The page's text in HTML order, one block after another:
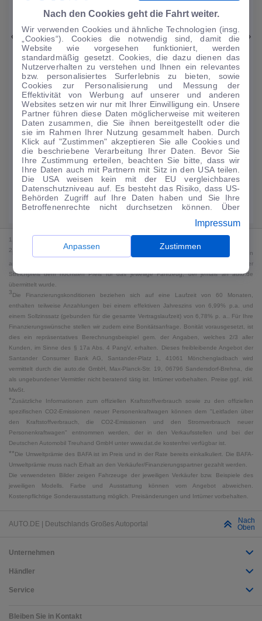
|11
Skoda Octavia
Ambition PHEV
51.093 km· 03/2023· Hybrid·Automatik
Finanzierung Kaufen
224€/mtl.
Guter Preis4
0 € Anzahlung ·60 Monate ·Finanzierungs-Details
Angebot anfragen Rate anpassen
49,9 kWh/100 km + 19,9 l/100 km (gew., komb.) · 19,9 l/100 km (entl.) ·
CO₂ 499 g/km · Klasse G (gew.) / G (entl.)*
1
2 Bei dem Streichpreis handelt es sich für Neufahrzeuge und junge Gebrauchte um den
an auto.de übermittelten Listenpreis. Für alle anderen Fahrzeuge entspricht der
Streichpreis dem höchsten Preis für das jeweilige Fahrzeug, der jemals an auto.de
übermittelt wurde.
3Die Finanzierungskonditionen beziehen sich auf eine Laufzeit von 60 Monaten,
enthalten teilweise Anzahlungen bei einem effektiven Jahreszins von 6,99% p.a. und
einem Sollzinssatz (gebunden für die gesamte Vertragslaufzeit) von 6,78% p. a.. Für Ihre
Finanzierungswünsche stellen wir zudem eine Bonitätsanfrage. Bonität vorausgesetzt, ist
dies ein repräsentatives Berechnungsbeispiel gem. der Angaben, welches 2/3 aller
Kunden, im Sinne des § 17a Abs. 4 PangV, erhalten. Dieses freibleibende Angebot der
Santander Consumer Bank AG, Santander-Platz 1, 41061 Mönchengladbach wird
vermittelt durch die auto.de GmbH, Max-Planck-Str. 19, 06796 Sandersdorf-Brehna, die
als ungebundener Vermittler nicht beratend tätig ist. Irrtümer vorbehalten. Preise ggf. inkl.
MwSt.
*Zusätzliche Informationen zum offiziellen Kraftstoffverbrauch sowie zu den offiziellen
spezifischen CO2-Emissionen neuer Personenkraftwagen können dem "Leitfaden über
den Kraftstoffverbrauch, die CO2-Emissionen und den Stromverbrauch neuer
Personenkraftwagen" entnommen werden, der in den Verkaufsstellen und bei der
Deutschen Automobil Treuhand GmbH unter www.dat.de kostenfrei verfügbar ist.
**Die Umweltprämie des BAFA ist im Preis und in der Rate bereits einkalkuliert. Die BAFA-
Umweltprämie muss nach Erhalt an den Verkäufer/Finanzierungspartner gezahlt werden.
Die verwendeten Bilder zeigen Fahrzeuge der jeweiligen Verkäufer bzw. Beispiele des
jeweiligen Modells. Farbe und Ausstattung können vom Angebot abweichen.
Kostenpflichtige Sonderausstattung möglich. Preisänderungen und Irrtümer vorbehalten.
AUTO.DE | Deutschlands Großes Autoportal
Nach
Oben
Unternehmen
Händler
Service
Bleiben Sie in Kontakt
Nach den Cookies geht die Fahrt weiter.
Wir verwenden Cookies und ähnliche Technologien (insg.
„Cookies“). Cookies die notwendig sind, damit die
Website wie vorgesehen funktioniert, werden
standardmäßig gesetzt. Cookies, die dazu dienen das
Nutzerverhalten zu verstehen und Ihnen ein relevantes
bzw. personalisiertes Surferlebnis zu bieten, sowie
Cookies zur Personalisierung und Messung der
Effektivität von Werbung auf unserer und anderen
Websites setzen wir nur mit Ihrer Einwilligung ein. Unsere
Partner führen diese Daten möglicherweise mit weiteren
Daten zusammen, die Sie ihnen bereitgestellt oder die
sie im Rahmen Ihrer Nutzung gesammelt haben. Durch
Klick auf "Zustimmen" akzeptieren Sie alle Cookies und
die beschriebene Verarbeitung Ihrer Daten. Bevor Sie
Ihre Zustimmung erteilen, beachten Sie bitte, dass wir
Ihre Daten auch mit Partnern mit Sitz in den USA teilen.
Die USA weisen kein mit der EU vergleichbares
Datenschutzniveau auf. Es besteht das Risiko, dass US-
Behörden Zugriff auf Ihre Daten haben und Sie Ihre
Betroffenenrechte nicht durchsetzen können. Über
anpassen. Dies ist auch später jederzeit im Bereich
Cookie-Richtliniemöglich. Weitere Informationen finden
Sie in unsererDatenschutzerklärung .
Impressum
Anpassen Zustimmen